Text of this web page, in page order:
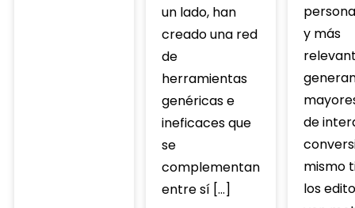
un lado, han
creado una red
de
herramientas
genéricas e
ineficaces que
se
complementan
entre sí […]
y más
de
mismo
los